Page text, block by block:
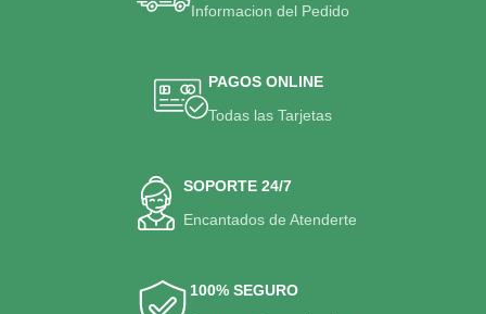
Informacion del Pedido
PAGOS ONLINE
Todas las Tarjetas
SOPORTE 24/7
Encantados de Atenderte
100% SEGURO